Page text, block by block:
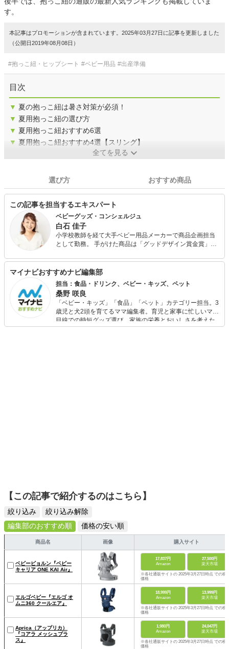
す。
本記事はプロモーションが含まれています。2025年03月27日に記事を更新しました
（公開日2019年08月08日）
#抱っこ紐・ヒップシート #ベビー用品 #出産準備
目次
▼ 夏の抱っこ紐は暑さ対策が必須！
▼ 夏用抱っこ紐の選び方
▼ 夏用抱っこ紐おすすめ6選
▼ 夏用抱っこ紐おすすめ4選【スリング】
全てを見る
選び方 おすすめ商品
この記事を担当するエキスパート
ベビーグッズ・コンシェルジュ
白石 佳子
小学校教師を経て大手ベビー用品メーカーで商品企画担当
として勤務。 手がけた商品は「グッドデザイン賞金賞」を
て、現在はベビーグッズ・コンシェルジュとして延べ1500
名のプレママやママに育児グッズ講座を実施。 ベビーグッ
ズによる赤ちゃんの事故を減らすために、そして不安を抱
えながら育児しているママをサポートするために活動中。
新米パパママの育児を助けるオリジナルベビー服「バルー
ンオール」はキッズデザイン賞を受賞。 メディア歴：NHK
おはよう日本
マイナビおすすめナビ編集部
担当：食品・ドリンク、ベビー・キッズ、ペット
桑野 咲良
「ベビー・キッズ」「食品」「ペット」カテゴリー担当。3
歳児と犬2頭を育てるママ編集者。育児と家事に忙しいママ
目線での時短グッズ選び、家族の栄養とおいしさを考えた
食品選び、束の間のリラックスタイムを楽しむためのスイ
【この記事で紹介するのはこちら】
絞り込み
絞り込み解除
編集部のおすすめ順
価格の安い順
商品名 画像 購入サイト
ベビービョルン『ベビー
キャリア ONE KAI Air』
17,837円
Amazon
27,500円
楽天市場
※各社通販サイトの 2025年3月27日時点 での税
価格
エルゴベビー『エルゴ オ
ムニ360 クールエア』
18,999円
Amazon
13,999円
楽天市場
※各社通販サイトの 2025年3月27日時点 での税
価格
Aprica（アップリカ）
『コアラ メッシュプラ
ス』
1,980円
Amazon
24,047円
楽天市場
※各社通販サイトの 2025年3月27日時点 での税
価格